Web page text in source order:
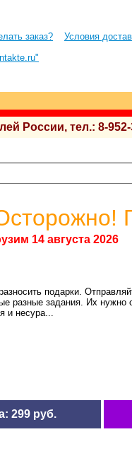
заказ?
Условия
России, тел.: 8-
14 августа 2026
подарки.
разные задания. Их
и несура...
299 руб.